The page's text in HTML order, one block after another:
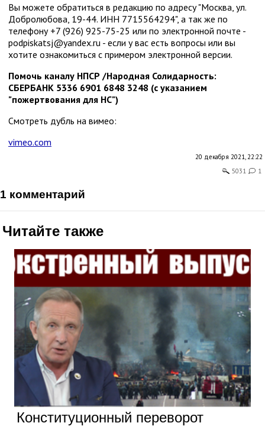
Вы можете обратиться в редакцию по адресу "Москва, ул.
Добролюбова, 19-44. ИНН 7715564294", а так же по
телефону +7 (926) 925-75-25 или по электронной почте -
podpiskatsj@yandex.ru - если у вас есть вопросы или вы
хотите ознакомиться с примером электронной версии.
Помочь каналу НПСР /Народная Солидарность:
СБЕРБАНК 5336 6901 6848 3248 (с указанием
"пожертвования для НС")
Смотреть дубль на вимео:
vimeo.com
20 декабря 2021, 22:22
5031
1
1 комментарий
Читайте также
Конституционный переворот